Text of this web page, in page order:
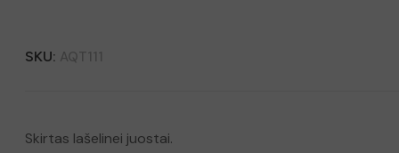
SKU: AQT111
Skirtas lašelinei juostai.